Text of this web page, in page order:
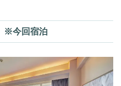
※今回宿泊